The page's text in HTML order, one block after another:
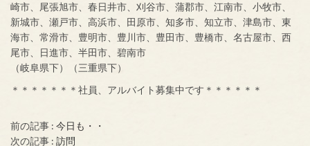
崎市、尾張旭市、春日井市、刈谷市、蒲郡市、江南市、小牧市、
新城市、瀬戸市、高浜市、田原市、知多市、知立市、津島市、東
海市、常滑市、豊明市、豊川市、豊田市、豊橋市、名古屋市、西
尾市、日進市、半田市、碧南市
（岐阜県下）（三重県下）
＊＊＊＊＊＊＊社員、アルバイト募集中です＊＊＊＊＊＊
前の記事 : 今日も・・
次の記事 : 訪問